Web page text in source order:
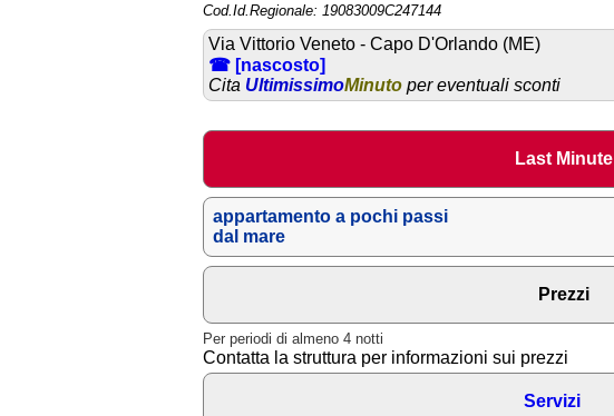
Cod.Id.Regionale: 19083009C247144
Via Vittorio Veneto - Capo D'Orlando (ME)
☎ [nascosto]
Cita UltimissimoMinuto per eventuali sconti
Last Minute
appartamento a pochi passi
dal mare
Prezzi
Per periodi di almeno 4 notti
Contatta la struttura per informazioni sui prezzi
Servizi